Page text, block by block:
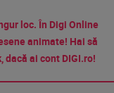
loc. În Digi Online
animate! Hai să
dacă ai cont DIGI.ro!